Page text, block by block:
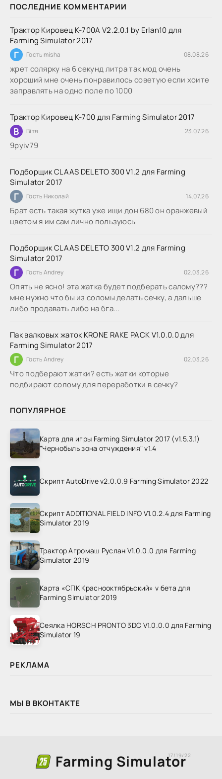
ПОСЛЕДНИЕ КОММЕНТАРИИ
Трактор Кировец К-700А V2.2.0.1 by Erlan10 для
Farming Simulator 2017
Г Гость misha 08.08.26
жрет солярку на 6 секунд литра так мод очень
хороший мне очень понравилось советую если хоите
заправлять на одно поле по 1000
Трактор Кировец К-700 для Farming Simulator 2017
В Вітя 23.07.26
9руіv79
Подборщик CLAAS DELETO 300 V1.2 для Farming
Simulator 2017
Г Гость Николай 14.07.26
Брат есть такая жутка уже ищи дон 680 он оранжевый
цветом я им сам лично пользуюсь
Подборщик CLAAS DELETO 300 V1.2 для Farming
Simulator 2017
Г Гость Andrey 02.03.26
Опять не ясно! эта жатка будет подберать салому???
мне нужно что бы из соломы делать сечку, а дальше
либо продавать либо на бга...
Пак валковых жаток KRONE RAKE PACK V1.0.0.0 для
Farming Simulator 2017
Г Гость Andrey 02.03.26
Что подберают жатки? есть жатки которые
подбирают солому для переработки в сечку?
ПОПУЛЯРНОЕ
Карта для игры Farming Simulator 2017 (v1.5.3.1)
"Чернобыль зона отчуждения" v1.4
Скрипт AutoDrive v2.0.0.9 Farming Simulator 2022
Скрипт ADDITIONAL FIELD INFO V1.0.2.4 для Farming
Simulator 2019
Трактор Агромаш Руслан V1.0.0.0 для Farming
Simulator 2019
Карта «СПК Краснооктябрьский» v бета для
Farming Simulator 2019
Сеялка HORSCH PRONTO 3DC V1.0.0.0 для Farming
Simulator 19
РЕКЛАМА
МЫ В ВКОНТАКТЕ
Farming Simulator
17/19/22